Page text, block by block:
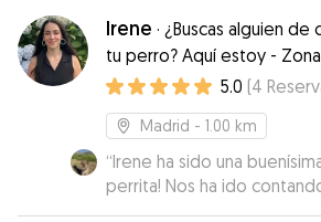
Irene · ¿Buscas alguien de
tu perro? Aquí estoy - Zona
Barajas/Alameda/Campo de
5.0 (4
Madrid - 1.00 km
“Irene ha sido una
perrita! Nos ha ido
momento, y la ha cuidado